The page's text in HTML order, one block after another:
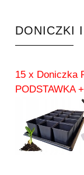
DONICZKI
15 x Doniczka
PODSTAWKA